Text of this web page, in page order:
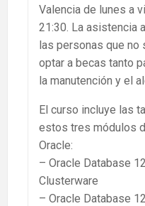
Valencia de lunes a
21:30. La asistencia
las personas que no
optar a becas tanto
la manutención y el
El curso incluye las
estos tres módulos
Oracle:
– Oracle Database
Clusterware
– Oracle Database